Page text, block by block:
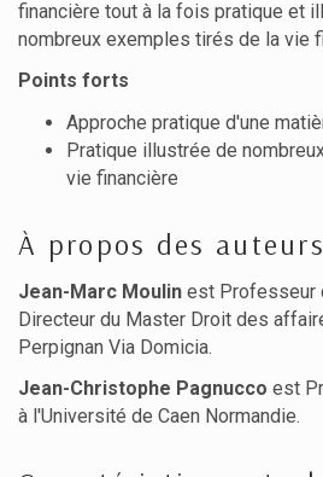
financière tout à la fois pratique et
nombreux exemples tirés de la vie
Points forts
Approche pratique d'une
Pratique illustrée de
vie financière
À propos des auteurs
Jean-Marc Moulin est Professeur
Directeur du Master Droit des
Perpignan Via Domicia.
Jean-Christophe Pagnucco est
à l'Université de Caen Normandie.